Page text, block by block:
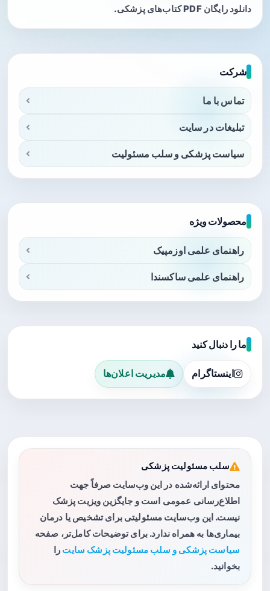
دانلود رایگان PDF کتاب‌های پزشکی.
شرکت
تماس با ما
تبلیغات در سایت
سیاست پزشکی و سلب مسئولیت
محصولات ویژه
راهنمای علمی اوزمپیک
راهنمای علمی ساکسندا
ما را دنبال کنید
اینستاگرام مدیریت اعلان‌ها
سلب مسئولیت پزشکی
محتوای ارائه‌شده در این وب‌سایت صرفاً جهت
اطلاع‌رسانی عمومی است و جایگزین ویزیت پزشک
نیست. این وب‌سایت مسئولیتی برای تشخیص یا درمان
بیماری‌ها به همراه ندارد. برای توضیحات کامل‌تر، صفحه
سیاست پزشکی و سلب مسئولیت پزشک سایت را
بخوانید.